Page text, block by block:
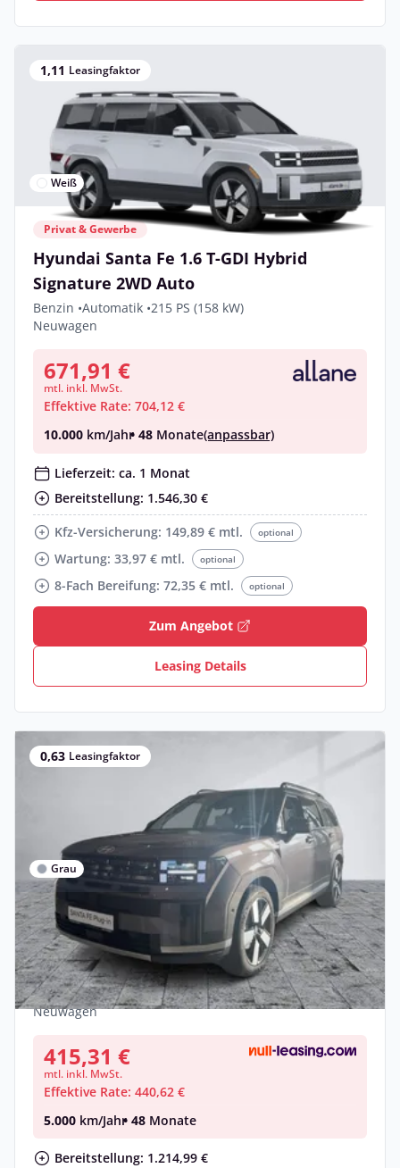
1,11 Leasingfaktor
Weiß
Privat & Gewerbe
Hyundai Santa Fe 1.6 T-GDI Hybrid
Signature 2WD Auto
Benzin •Automatik •215 PS (158 kW)
Neuwagen
671,91 €
mtl. inkl. MwSt.
Effektive Rate: 704,12 €
10.000 km/Jahr• 48 Monate(anpassbar)
Lieferzeit: ca. 1 Monat
Bereitstellung: 1.546,30 €
Kfz-Versicherung: 149,89 € mtl.
optional
Wartung: 33,97 € mtl. optional
8-Fach Bereifung: 72,35 € mtl. optional
Zum Angebot
Leasing Details
0,63 Leasingfaktor
Grau
Gewerbe
Hyundai SANTA FE PEV 1.6iT A 4WD
Signature Head Up Displ
Hybrid •Automatik •253 PS (186 kW)
Neuwagen
415,31 €
mtl. inkl. MwSt.
Effektive Rate: 440,62 €
5.000 km/Jahr• 48 Monate
Bereitstellung: 1.214,99 €